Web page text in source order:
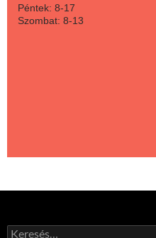
Péntek: 8-17
Szombat: 8-13
Keresés: